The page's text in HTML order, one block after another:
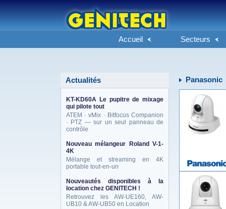
Accueil Secteurs
Actualités
KT-KD60A Le pupitre de mixage
qui pilote tout
ATEM · vMix · Bitfocus Companion
· PTZ — sur un seul panneau de
contrôle
Nouveau mélangeur Roland V-1-
4K
Mélange et streaming en 4K
portable tout-en-un
Nouveautés disponibles à la
location chez GENITECH !
Retrouvez les AW-UE160, AW-
UB10 & AW-UB50 en Location
Panasonic